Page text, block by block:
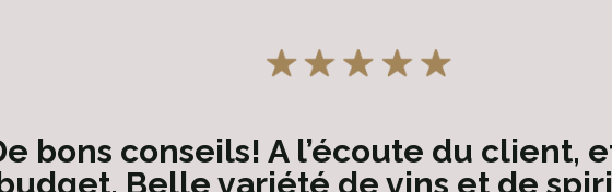
conseils, de belles découvertes. Cave
sympathique…